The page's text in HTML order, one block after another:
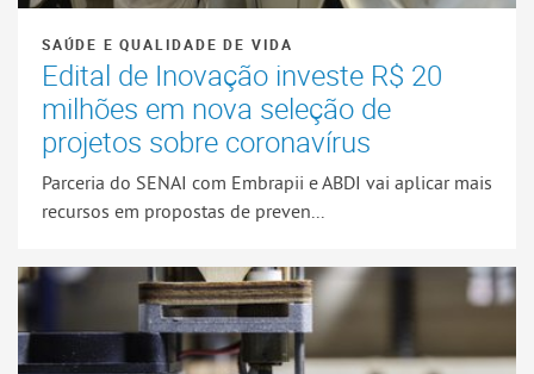
SAÚDE E QUALIDADE DE VIDA
Edital de Inovação investe R$ 20
milhões em nova seleção de
projetos sobre coronavírus
Parceria do SENAI com Embrapii e ABDI vai aplicar mais
recursos em propostas de preven...